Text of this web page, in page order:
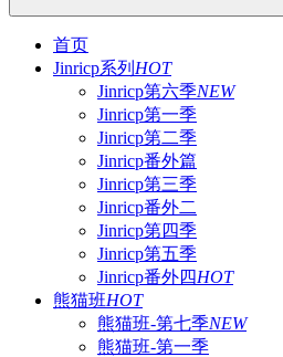
首页
Jinricp系列 HOT
Jinricp第六季NEW
Jinricp第一季
Jinricp第二季
Jinricp番外篇
Jinricp第三季
Jinricp番外二
Jinricp第四季
Jinricp第五季
Jinricp番外四HOT
熊猫班HOT
熊猫班-第七季NEW
熊猫班-第一季